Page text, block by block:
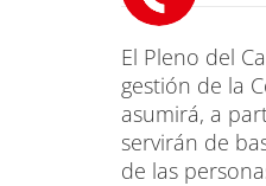
El Pleno del
gestión de la
asumirá, a
servirán de
de las